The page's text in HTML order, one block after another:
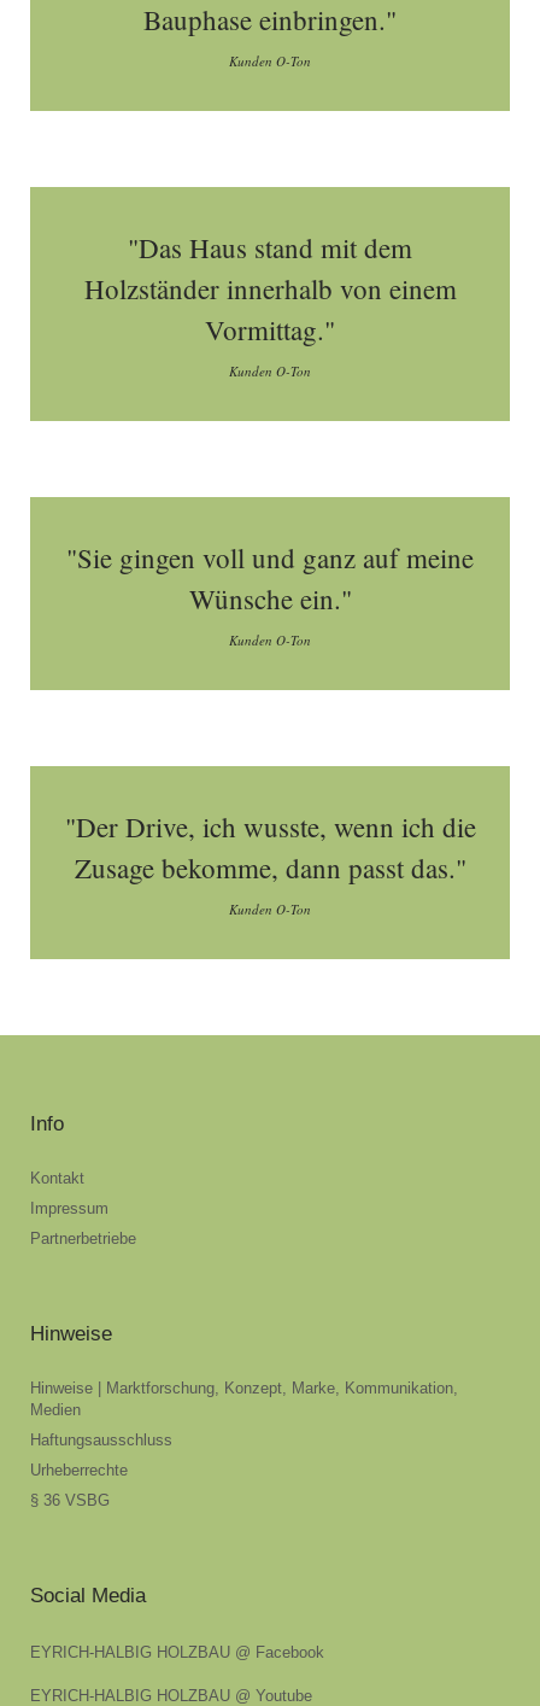
Bauphase einbringen."
Kunden O-Ton
"Das Haus stand mit dem
Holzständer innerhalb von einem
Vormittag."
Kunden O-Ton
"Sie gingen voll und ganz auf meine
Wünsche ein."
Kunden O-Ton
"Der Drive, ich wusste, wenn ich die
Zusage bekomme, dann passt das."
Kunden O-Ton
Info
Kontakt
Impressum
Partnerbetriebe
Hinweise
Hinweise | Marktforschung, Konzept, Marke, Kommunikation,
Medien
Haftungsausschluss
Urheberrechte
§ 36 VSBG
Social Media
EYRICH-HALBIG HOLZBAU @ Facebook
EYRICH-HALBIG HOLZBAU @ Youtube